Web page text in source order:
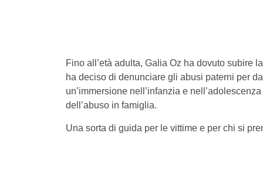
Fino all’età adulta, Galia Oz ha dovuto subire
ha deciso di denunciare gli abusi paterni per
un’immersione nell’infanzia e
dell’abuso in famiglia.
Una sorta di guida per le vittime e per chi si